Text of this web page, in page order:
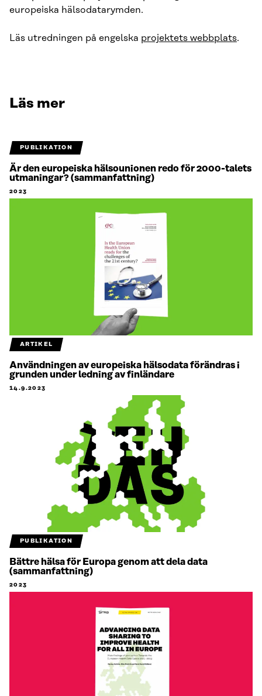
europeiska hälsodatarymden.
Läs utredningen på engelska projektets webbplats.
Läs mer
PUBLIKATION
Är den europeiska hälsounionen redo för 2000-talets
utmaningar? (sammanfattning)
2023
ARTIKEL
Användningen av europeiska hälsodata förändras i
grunden under ledning av finländare
14.9.2023
PUBLIKATION
Bättre hälsa för Europa genom att dela data
(sammanfattning)
2023